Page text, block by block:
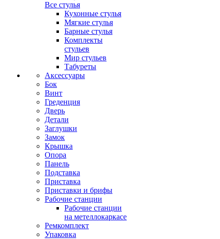
Все стулья
Кухонные стулья
Мягкие стулья
Барные стулья
Комплекты
стульев
Мир стульев
Табуреты
Аксессуары
Бок
Винт
Греденция
Дверь
Детали
Заглушки
Замок
Крышка
Опора
Панель
Подставка
Приставка
Приставки и брифы
Рабочие станции
Рабочие станции
на метеллокаркасе
Ремкомплект
Упаковка